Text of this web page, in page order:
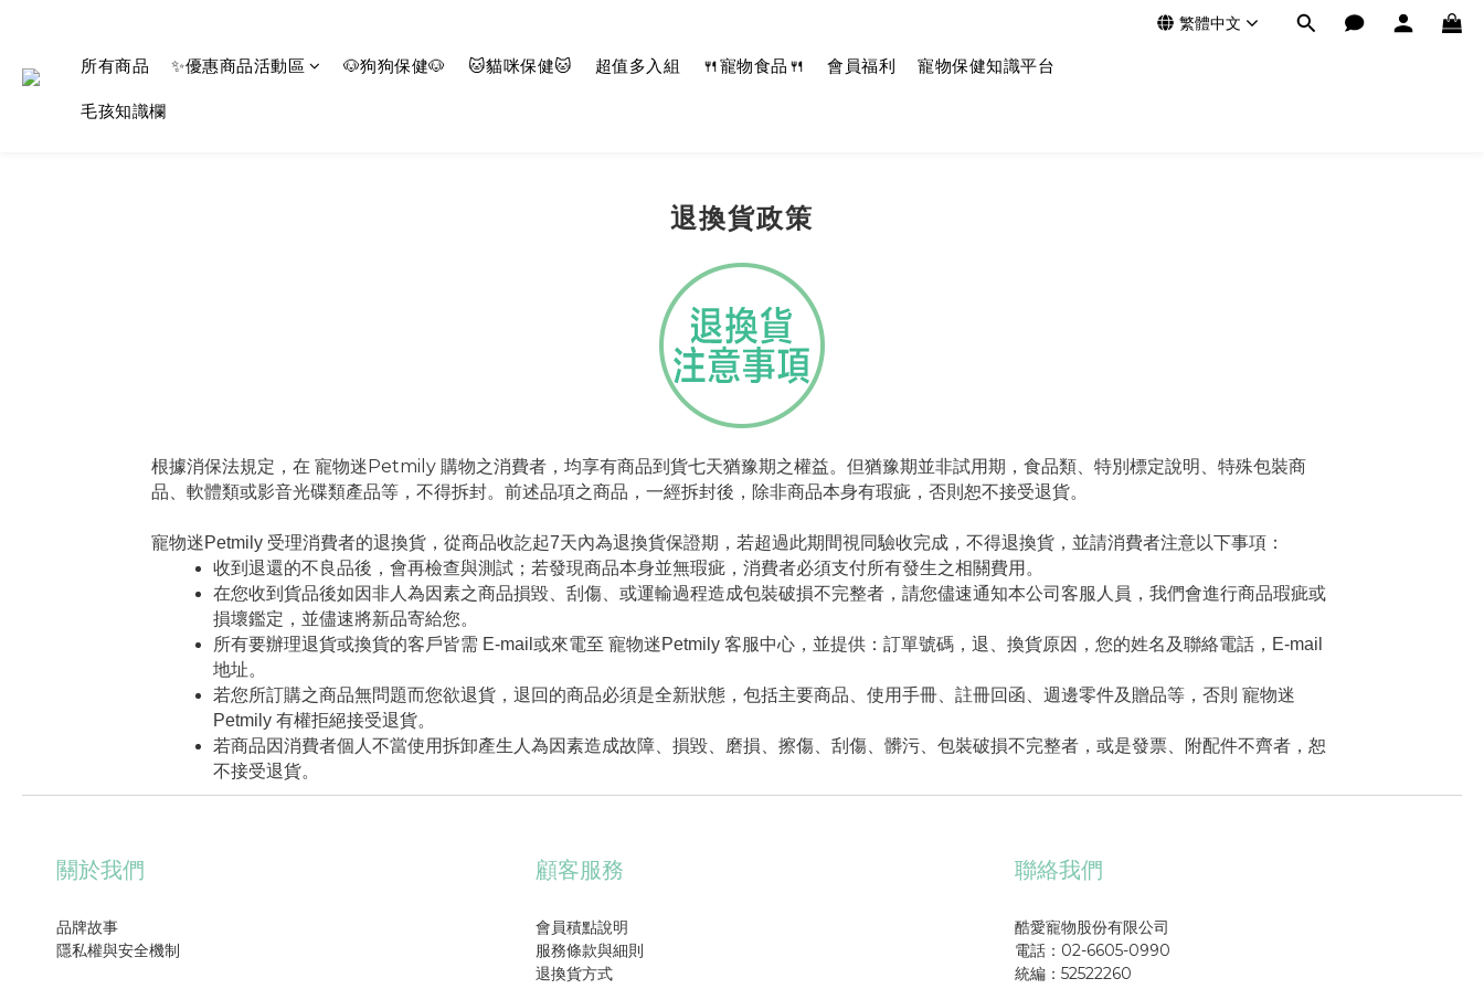
繁體中文
所有商品 ✨優惠商品活動區 🐶狗狗保健🐶 🐱貓咪保健🐱 超值多入組 🍴寵物食品🍴 會員福利 寵物保健知識平台
毛孩知識欄
退換貨政策
根據消保法規定，在 寵物迷Petmily 購物之消費者，均享有商品到貨七天猶豫期之權益。但猶豫期並非試用期，食品類、特別標定說明、特殊包裝商
品、軟體類或影音光碟類產品等，不得拆封。前述品項之商品，一經拆封後，除非商品本身有瑕疵，否則恕不接受退貨。
寵物迷Petmily 受理消費者的退換貨，從商品收訖起7天內為退換貨保證期，若超過此期間視同驗收完成，不得退換貨，並請消費者注意以下事項：
收到退還的不良品後，會再檢查與測試；若發現商品本身並無瑕疵，消費者必須支付所有發生之相關費用。
在您收到貨品後如因非人為因素之商品損毀、刮傷、或運輸過程造成包裝破損不完整者，請您儘速通知本公司客服人員，我們會進行商品瑕疵或
損壞鑑定，並儘速將新品寄給您。
所有要辦理退貨或換貨的客戶皆需 E-mail或來電至 寵物迷Petmily 客服中心，並提供：訂單號碼，退、換貨原因，您的姓名及聯絡電話，E-mail
地址。
若您所訂購之商品無問題而您欲退貨，退回的商品必須是全新狀態，包括主要商品、使用手冊、註冊回函、週邊零件及贈品等，否則 寵物迷
Petmily 有權拒絕接受退貨。
若商品因消費者個人不當使用拆卸產生人為因素造成故障、損毀、磨損、擦傷、刮傷、髒污、包裝破損不完整者，或是發票、附配件不齊者，恕
不接受退貨。
關於我們
品牌故事
隱私權與安全機制
顧客服務
會員積點說明
服務條款與細則
退換貨方式
聯絡我們
酷愛寵物股份有限公司
電話：02-6605-0990
統編：52522260